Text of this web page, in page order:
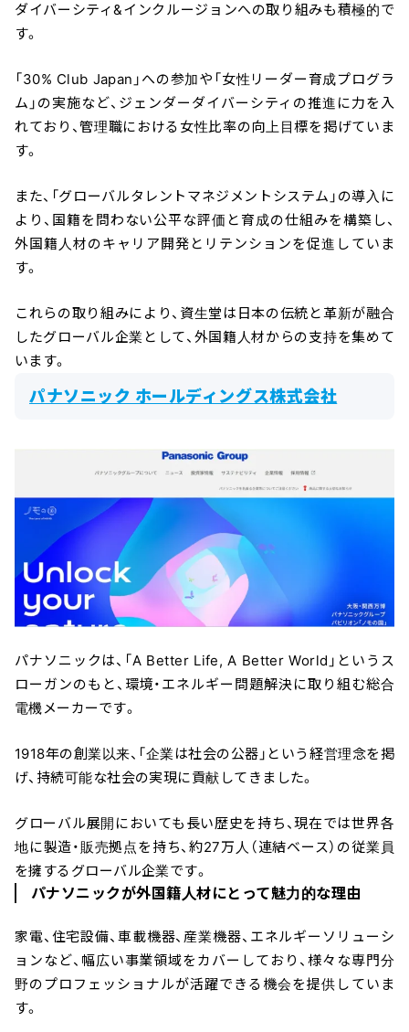
ダイバーシティ&インクルージョンへの取り組みも積極的で
す。
「30% Club Japan」への参加や「女性リーダー育成プログラ
ム」の実施など、ジェンダーダイバーシティの推進に力を入
れており、管理職における女性比率の向上目標を掲げていま
す。
また、「グローバルタレントマネジメントシステム」の導入に
より、国籍を問わない公平な評価と育成の仕組みを構築し、
外国籍人材のキャリア開発とリテンションを促進していま
す。
これらの取り組みにより、資生堂は日本の伝統と革新が融合
したグローバル企業として、外国籍人材からの支持を集めて
います。
パナソニック ホールディングス株式会社
パナソニックは、「A Better Life, A Better World」というス
ローガンのもと、環境・エネルギー問題解決に取り組む総合
電機メーカーです。
1918年の創業以来、「企業は社会の公器」という経営理念を掲
げ、持続可能な社会の実現に貢献してきました。
グローバル展開においても長い歴史を持ち、現在では世界各
地に製造・販売拠点を持ち、約27万人（連結ベース）の従業員
を擁するグローバル企業です。
パナソニックが外国籍人材にとって魅力的な理由
家電、住宅設備、車載機器、産業機器、エネルギーソリューシ
ョンなど、幅広い事業領域をカバーしており、様々な専門分
野のプロフェッショナルが活躍できる機会を提供していま
す。